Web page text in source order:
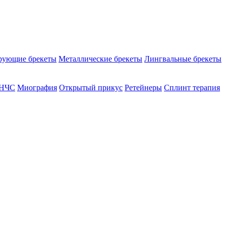
брекеты Металлические брекеты Лингвальные брекеты
Миография Открытый прикус Ретейнеры Сплинт терапия